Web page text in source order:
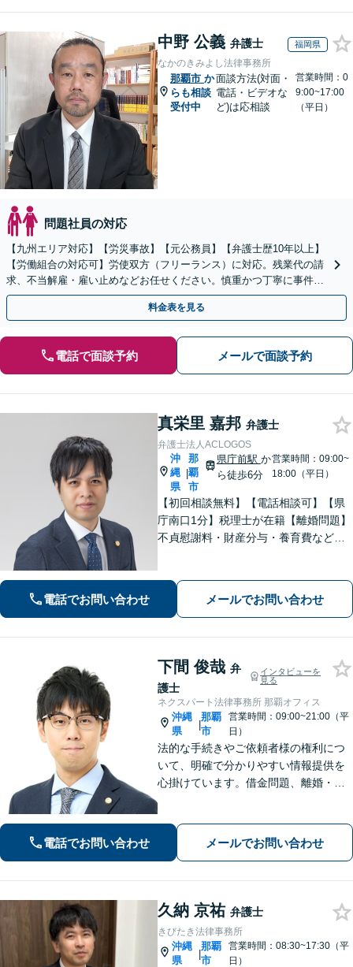
中野 公義 弁護士 福岡県
なかのきみよし法律事務所
那覇市 か
らも相談
受付中
面談方法(対面・
電話・ビデオな
ど)は応相談
営業時間：0
9:00~17:00
（平日）
問題社員の対応
【九州エリア対応】【労災事故】【元公務員】【弁護士歴10年以上】
【労働組合の対応可】労使双方（フリーランス）に対応。残業代の請
求、不当解雇・雇い止めなどお任せください。慎重かつ丁寧に事件解
決へと進めます。
料金表を見る
電話で面談予約 メールで面談予約
真栄里 嘉邦 弁護士
弁護士法人ACLOGOS
沖
縄
県
|
那
覇
市
県庁前駅 か
ら徒歩6分
営業時間：09:00~
18:00（平日）
【初回相談無料】【電話相談可】【県
庁南口1分】税理士が在籍【離婚問題】
不貞慰謝料・財産分与・養育費など。
額）・明け渡し請求・立退料増額など
に対応。交渉から訴訟までお任せくだ
電話でお問い合わせ メールでお問い合わせ
下間 俊哉 弁
護士
インタビューを
見る
ネクスパート法律事務所 那覇オフィス
沖縄
県
|
那覇
市
営業時間：09:00~21:00（平
日）
法的な手続きやご依頼者様の権利につ
いて、明確で分かりやすい情報提供を
心掛けています。借金問題、離婚・男
来を明るいものにするお手伝いをさせ
ていただきます。【分割払い可】
電話でお問い合わせ メールでお問い合わせ
久納 京祐 弁護士
きびたき法律事務所
沖縄
県
|
那覇
市
営業時間：08:30~17:30（平
日）